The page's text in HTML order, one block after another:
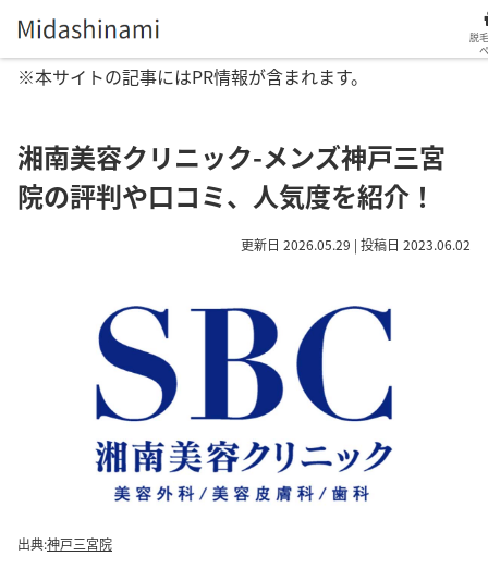
※本サイトの記事にはPR情報が含まれます。
湘南美容クリニック-メンズ神戸三宮
院の評判や口コミ、人気度を紹介！
更新日 2026.05.29 | 投稿日 2023.06.02
出典:神戸三宮院
脱